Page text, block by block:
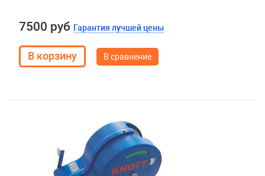
7500 руб Гарантия лучшей цены
В сравнение